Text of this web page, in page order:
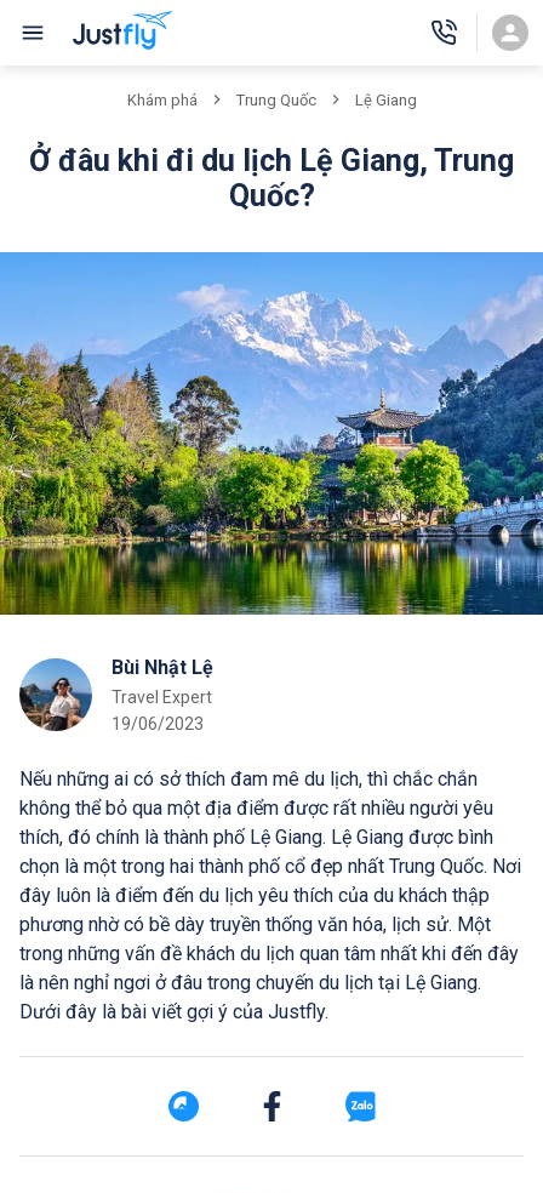
Khám phá Trung Quốc Lệ Giang
Ở đâu khi đi du lịch Lệ Giang, Trung
Quốc?
Bùi Nhật Lệ
Travel Expert
19/06/2023
Nếu những ai có sở thích đam mê du lịch, thì chắc chắn
không thể bỏ qua một địa điểm được rất nhiều người yêu
thích, đó chính là thành phố Lệ Giang. Lệ Giang được bình
chọn là một trong hai thành phố cổ đẹp nhất Trung Quốc. Nơi
đây luôn là điểm đến du lịch yêu thích của du khách thập
phương nhờ có bề dày truyền thống văn hóa, lịch sử. Một
trong những vấn đề khách du lịch quan tâm nhất khi đến đây
là nên nghỉ ngơi ở đâu trong chuyến du lịch tại Lệ Giang.
Dưới đây là bài viết gợi ý của Justfly.